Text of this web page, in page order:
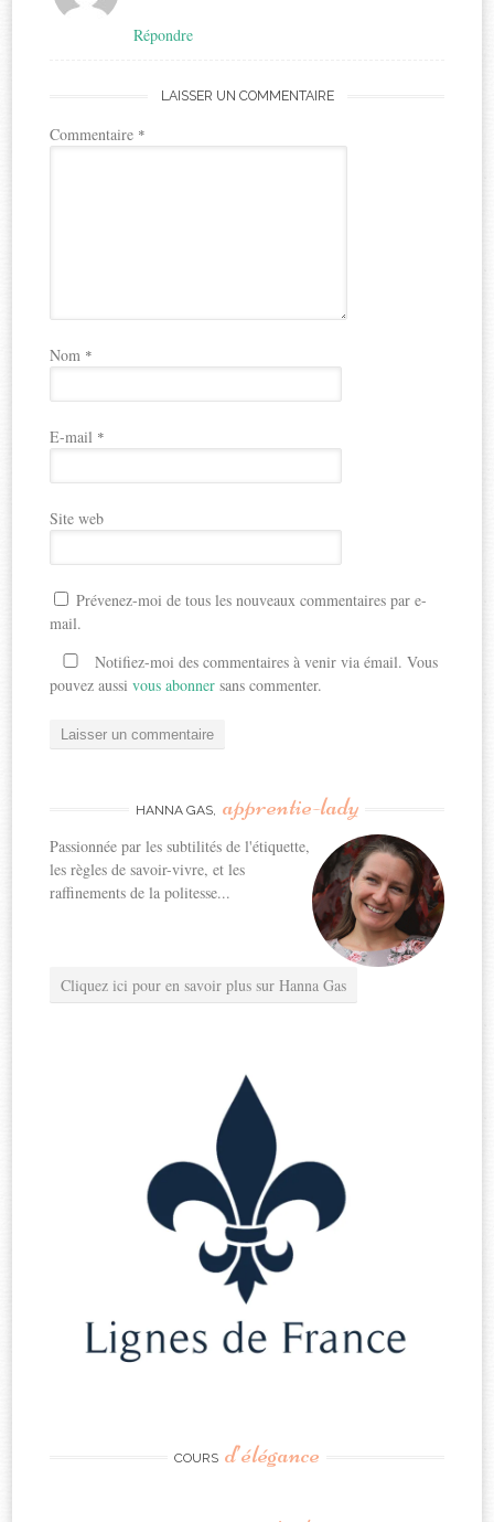
Répondre
LAISSER UN COMMENTAIRE
Commentaire *
Nom *
E-mail *
Site web
Prévenez-moi de tous les nouveaux commentaires par e-
mail.
Notifiez-moi des commentaires à venir via émail. Vous
pouvez aussivous abonner sans commenter.
HANNA GAS, apprentie-lady
Passionnée par les subtilités de l'étiquette,
les règles de savoir-vivre, et les
raffinements de la politesse...
Cliquez ici pour en savoir plus sur Hanna Gas
COURS d’élégance